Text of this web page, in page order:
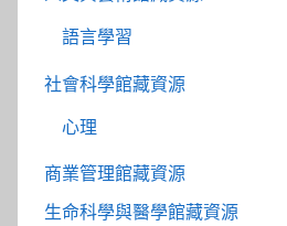
語言學習
社會科學館藏資源
心理
商業管理館藏資源
生命科學與醫學館藏資源